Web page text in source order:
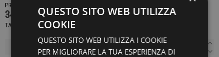
PRODOTTO NON DISPONIBILE CONTATTACI PER SAPERE DI PIÙ
349,00 €
TASSE INCLUSE
QUESTO SITO WEB UTILIZZA
COOKIE
QUESTO SITO WEB UTILIZZA I COOKIE
PER MIGLIORARE LA TUA ESPERIENZA DI